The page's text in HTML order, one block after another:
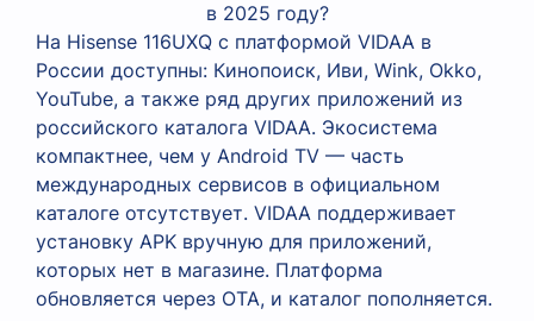
в 2025 году?
На Hisense 116UXQ с платформой VIDAA в
России доступны: Кинопоиск, Иви, Wink, Okko,
YouTube, а также ряд других приложений из
российского каталога VIDAA. Экосистема
компактнее, чем у Android TV — часть
международных сервисов в официальном
каталоге отсутствует. VIDAA поддерживает
установку APK вручную для приложений,
которых нет в магазине. Платформа
обновляется через OTA, и каталог пополняется.